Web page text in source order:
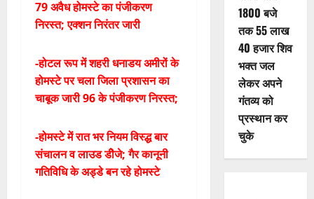
79 अवैध होमस्टे का पंजीकरण
निरस्त; एक्शन निरंतर जारी
-होटल रूप में शहरी धनाडय अमीरों के
होमस्टे पर चला जिला प्रशासन का
चाबूक जारी 96 के पंजीकरण निरस्त;
-होमस्टे में रात भर नियम विस्द्ध बार
संचालन व लाउड डीेजे; गैर कानूनी
गतिविधि के अड्डे बन रहे होमस्टे
1800 बजे
तक 55 लाख
40 हजार शिव
भक्त जल
लेकर अपने
गंतव्य को
प्रस्थान कर
चुके